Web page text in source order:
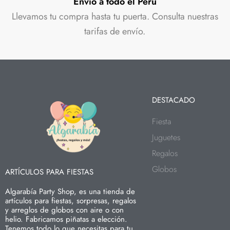
Llevamos tu compra hasta tu puerta. Consulta nuestras
tarifas de envío.
ARTÍCULOS PARA FIESTAS
Algarabía Party Shop, es una tienda de
artículos para fiestas, sorpresas, regalos
y arreglos de globos con aire o con
helio. Fabricamos piñatas a elección.
DESTACADO
Fiesta
Juguetes
Regalos
Globos